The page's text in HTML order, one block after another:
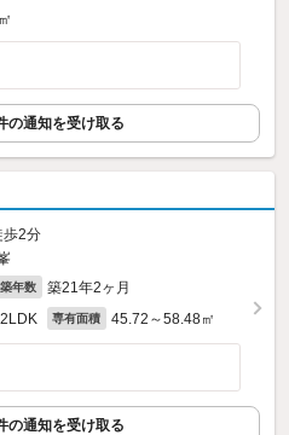
の通知を受け取る
歩2分
築年数 築21年2ヶ月
専有面積 45.72～58.48㎡
の通知を受け取る